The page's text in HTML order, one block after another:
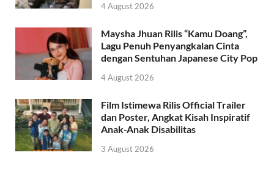
4 August 2026
Maysha Jhuan Rilis “Kamu Doang”,
Lagu Penuh Penyangkalan Cinta
dengan Sentuhan Japanese City Pop
4 August 2026
Film Istimewa Rilis Official Trailer
dan Poster, Angkat Kisah Inspiratif
Anak-Anak Disabilitas
3 August 2026